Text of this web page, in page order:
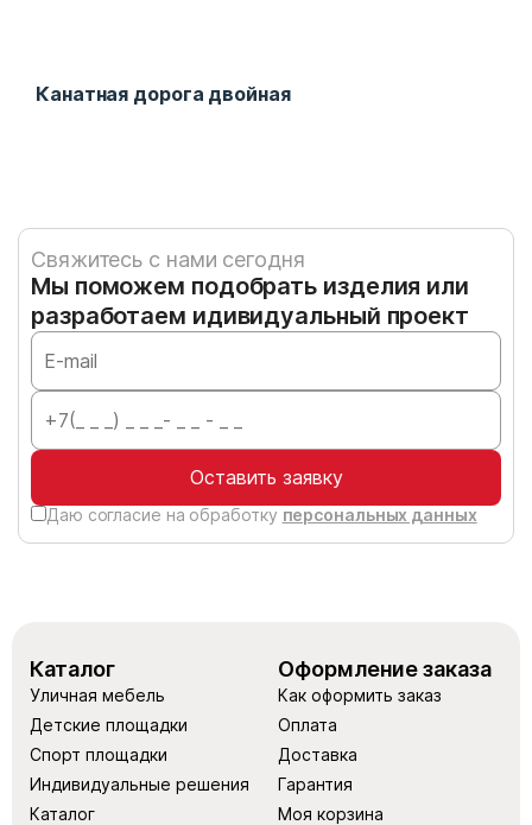
Канатная дорога двойная
Свяжитесь с нами сегодня
Мы поможем подобрать изделия или
разработаем идивидуальный проект
Оставить заявку
Даю согласие на обработку персональных данных
Каталог
Уличная мебель
Детские площадки
Спорт площадки
Индивидуальные решения
Каталог
Оформление заказа
Как оформить заказ
Оплата
Доставка
Гарантия
Моя корзина